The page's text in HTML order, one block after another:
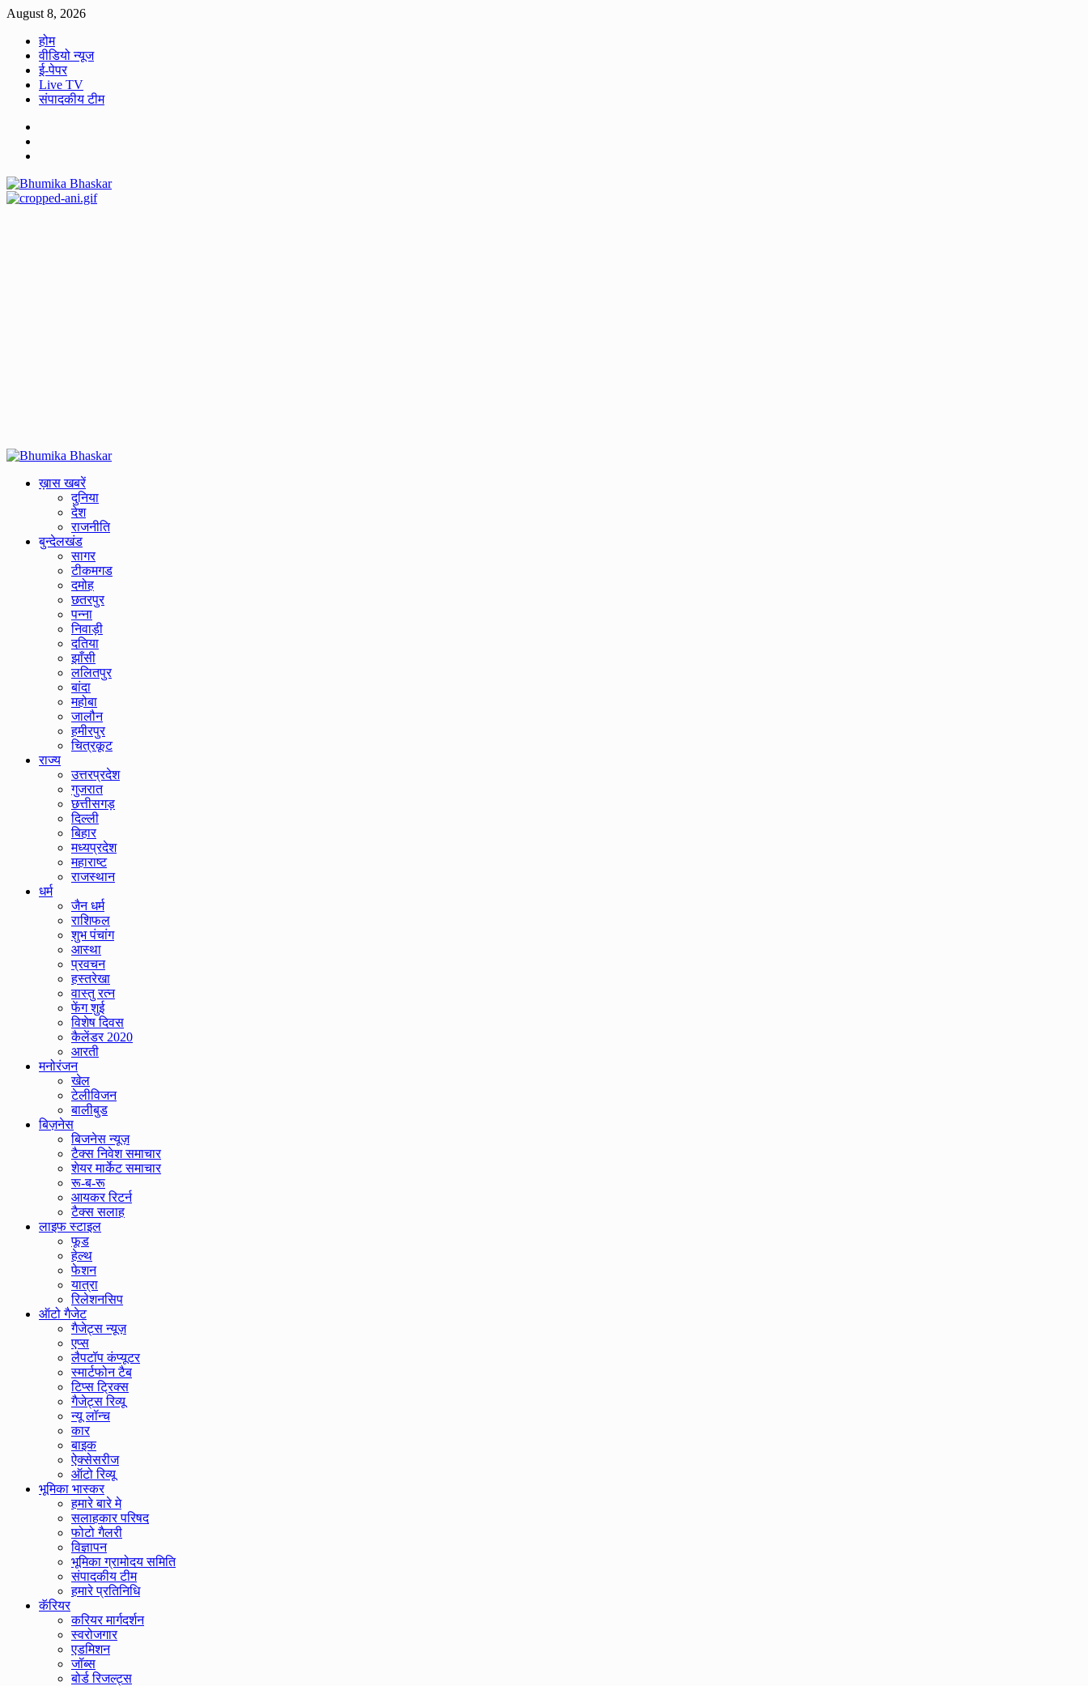
Skip
content
August 8, 2026
होम
वीडियो न्यूज
ई-पेपर
Live TV
संपादकीय टीम
Primary
ख़ास खबरें
दुनिया
देश
राजनीति
बुन्देलखंड
सागर
टीकमगड
दमोह
छतरपुर
पन्ना
निवाड़ी
दतिया
झाँसी
ललितपुर
बांदा
महोबा
जालौन
हमीरपुर
चित्रकूट
राज्य
उत्तरप्रदेश
गुजरात
छत्तीसगड़
दिल्ली
बिहार
मध्यप्रदेश
महाराष्ट
राजस्थान
धर्म
जैन धर्म
राशिफल
शुभ पंचांग
आस्था
प्रवचन
हस्तरेखा
वास्तु रत्न
फेंग शुई
विशेष दिवस
कैलेंडर 2020
आरती
मनोरंजन
खेल
टेलीविजन
बालीबुड
बिज़नेस
बिजनेस न्यूज़
टैक्स निवेश समाचार
शेयर मार्केट समाचार
रू-ब-रू
आयकर रिटर्न
टैक्स सलाह
लाइफ स्टाइल
फूड
हेल्थ
फेशन
यात्रा
रिलेशनसिप
ऑटो गैजेट
गैजेट्स न्यूज़
एप्स
लैपटॉप कंप्यूटर
स्मार्टफोन टैब
टिप्स ट्रिक्स
गैजेट्स रिव्यू
न्यू लॉन्च
कार
बाइक
ऐक्सेसरीज
ऑटो रिव्यू
भूमिका भास्कर
हमारे बारे मे
सलाहकार परिषद
फोटो गैलरी
विज्ञापन
भूमिका ग्रामोदय समिति
संपादकीय टीम
हमारे प्रतिनिधि
कॅरियर
करियर मार्गदर्शन
स्वरोजगार
एडमिशन
जॉब्स
बोर्ड रिजल्ट्स